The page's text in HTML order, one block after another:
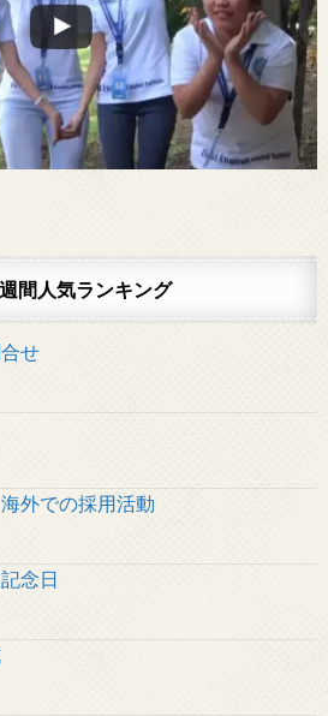
間人気ランキング
せ
外での採用活動
念日